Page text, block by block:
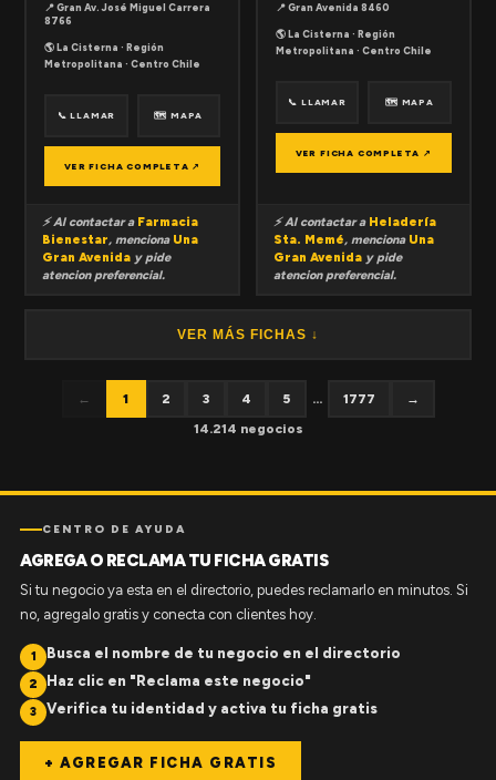
📍 Gran Av. José Miguel Carrera
8766
🌎 La Cisterna · Región
Metropolitana · Centro Chile
📞 LLAMAR 🗺 MAPA
VER FICHA COMPLETA ↗
⚡ Al contactar a Farmacia
Bienestar, menciona Una
Gran Avenida y pide
atencion preferencial.
📍 Gran Avenida 8460
🌎 La Cisterna · Región
Metropolitana · Centro Chile
📞 LLAMAR 🗺 MAPA
VER FICHA COMPLETA ↗
⚡ Al contactar a Heladería
Sta. Memé, menciona Una
Gran Avenida y pide
atencion preferencial.
VER MÁS FICHAS ↓
← 1 2 3 4 5 ... 1777
→
14.214 negocios
CENTRO DE AYUDA
AGREGA O RECLAMA TU FICHA GRATIS
Si tu negocio ya esta en el directorio, puedes reclamarlo en minutos. Si
no, agregalo gratis y conecta con clientes hoy.
1 Busca el nombre de tu negocio en el directorio
2 Haz clic en "Reclama este negocio"
3 Verifica tu identidad y activa tu ficha gratis
+ AGREGAR FICHA GRATIS